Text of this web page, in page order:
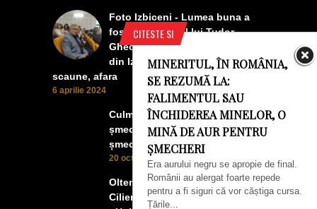
CITESTE SI
MINERITUL, ÎN ROMÂNIA,
SE REZUMĂ LA:
FALIMENTUL SAU
ÎNCHIDEREA MINELOR, O
MINĂ DE AUR PENTRU
ȘMECHERI
Era aurului negru se apropie de final.
Românii au alergat foarte repede
pentru a fi siguri că vor căștiga cursa.
Țările...
Foto Izbiceni - Lumea buna a
fost la concertul lui Tudor
Gheorghe. Lumea prea buna
din Izbiceni a avut un ecran si
scaune, afara
6 aprilie 2024
Culmea smecheriei! O mașină
șmecheră l-a trădat pe cel mai
șmecher oltean
20 octombrie 2022
Oltenii, Dăbulenii, Izbicenii,
Cilienii s-au înfrățit cu Puchenii